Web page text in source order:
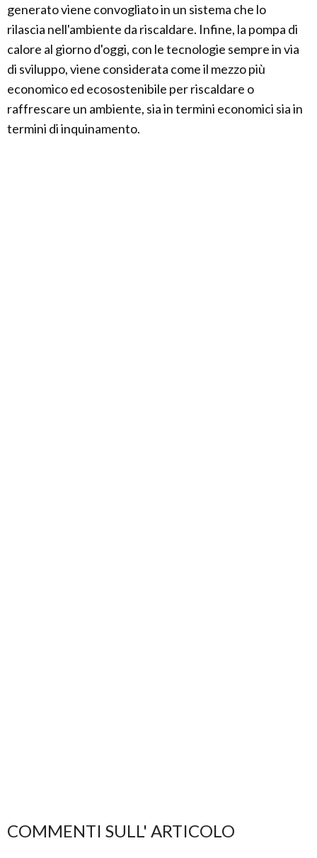
generato viene convogliato in un sistema che lo
rilascia nell'ambiente da riscaldare. Infine, la pompa di
calore al giorno d'oggi, con le tecnologie sempre in via
di sviluppo, viene considerata come il mezzo più
economico ed ecosostenibile per riscaldare o
raffrescare un ambiente, sia in termini economici sia in
termini di inquinamento.
COMMENTI SULL' ARTICOLO